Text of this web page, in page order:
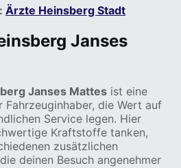
Ärzte Heinsberg Stadt
Janses
Janses Mattes ist eine
die Wert auf
Service legen. Hier
Kraftstoffe tanken,
zusätzlichen
deinen Besuch angenehmer